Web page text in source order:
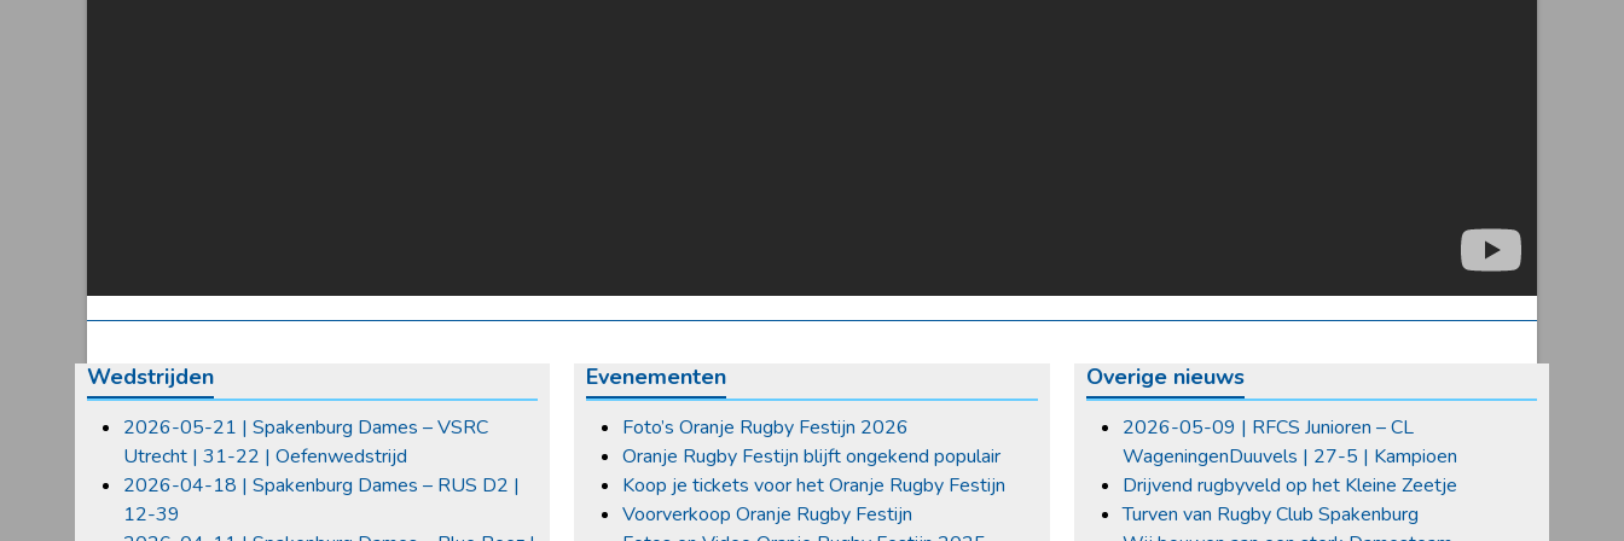
Wedstrijden
2026-05-21 | Spakenburg Dames – VSRC
Utrecht | 31-22 | Oefenwedstrijd
2026-04-18 | Spakenburg Dames – RUS D2 |
12-39
Evenementen
Foto’s Oranje Rugby Festijn 2026
Oranje Rugby Festijn blijft ongekend populair
Koop je tickets voor het Oranje Rugby Festijn
Voorverkoop Oranje Rugby Festijn
Overige nieuws
2026-05-09 | RFCS Junioren – CL
WageningenDuuvels | 27-5 | Kampioen
Drijvend rugbyveld op het Kleine Zeetje
Turven van Rugby Club Spakenburg